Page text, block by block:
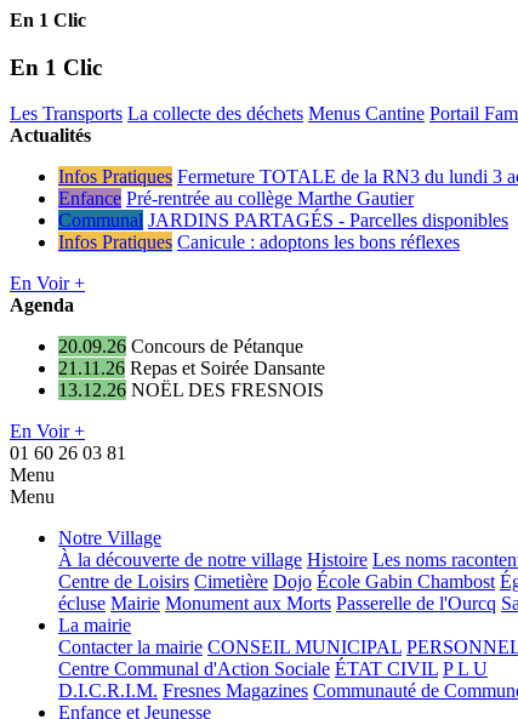
En 1 Clic
En 1 Clic
Les Transports La collecte des déchets Menus Cantine Portail
Actualités
Infos Pratiques Fermeture TOTALE de la RN3 du lundi 3
Enfance Pré-rentrée au collège Marthe Gautier
Communal JARDINS PARTAGÉS - Parcelles disponibles
Infos Pratiques Canicule : adoptons les bons réflexes
En Voir +
Agenda
20.09.26 Concours de Pétanque
21.11.26 Repas et Soirée Dansante
13.12.26 NOËL DES FRESNOIS
En Voir +
01 60 26 03 81
Menu
Menu
Notre Village
À la découverte de notre village Histoire Les noms
Centre de Loisirs Cimetière Dojo École Gabin Chambost
écluse Mairie Monument aux Morts Passerelle de l'Ourcq
La mairie
Contacter la mairie CONSEIL MUNICIPAL
Centre Communal d'Action Sociale ÉTAT CIVIL P L U
D.I.C.R.I.M. Fresnes Magazines Communauté de
Enfance et Jeunesse